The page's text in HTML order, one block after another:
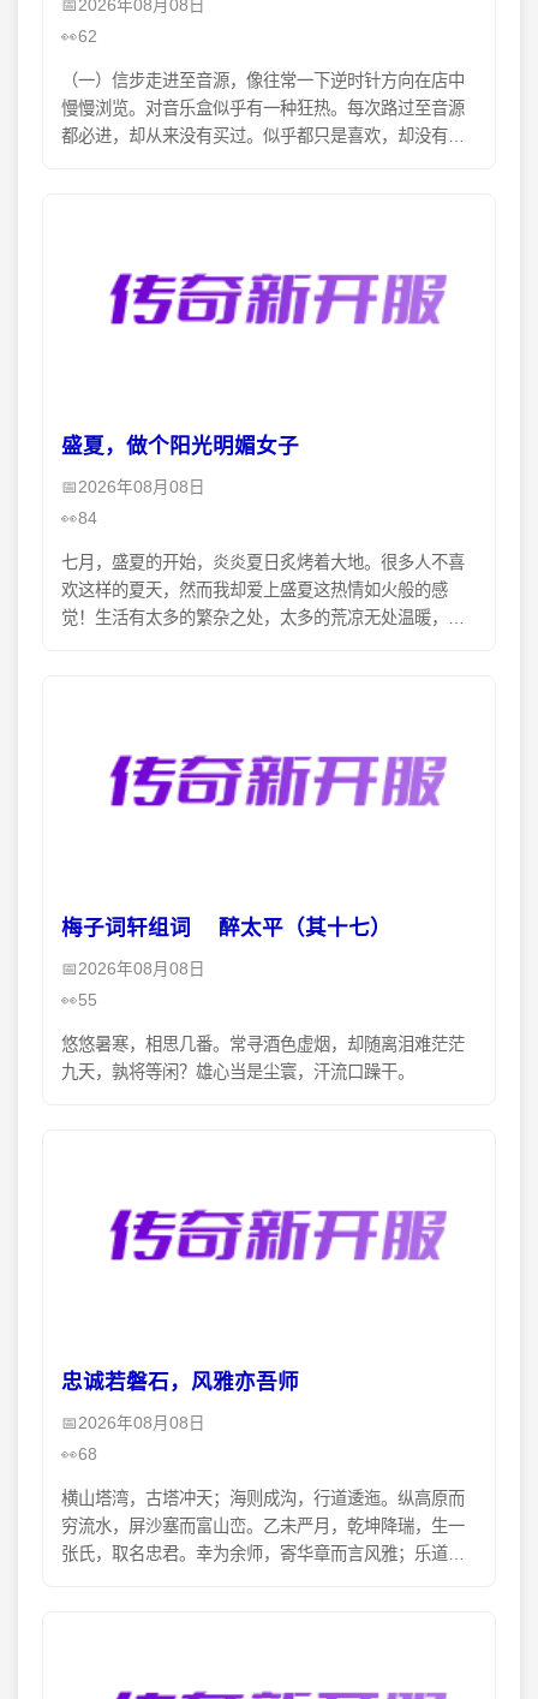
2026年08月08日
62
（一）信步走进至音源，像往常一下逆时针方向在店中
慢慢浏览。对音乐盒似乎有一种狂热。每次路过至音源
都必进，却从来没有买过。似乎都只是喜欢，却没有心
盛夏，做个阳光明媚女子
2026年08月08日
84
七月，盛夏的开始，炎炎夏日炙烤着大地。很多人不喜
欢这样的夏天，然而我却爱上盛夏这热情如火般的感
觉！生活有太多的繁杂之处，太多的荒凉无处温暖，然
梅子词轩组词 醉太平（其十七）
2026年08月08日
55
悠悠暑寒，相思几番。常寻酒色虚烟，却随离泪难茫茫
九天，孰将等闲？雄心当是尘寰，汗流口躁干。
忠诚若磐石，风雅亦吾师
2026年08月08日
68
横山塔湾，古塔冲天；海则成沟，行道逶迤。纵高原而
穷流水，屏沙塞而富山峦。乙未严月，乾坤降瑞，生一
张氏，取名忠君。幸为余师，寄华章而言风雅；乐道丹